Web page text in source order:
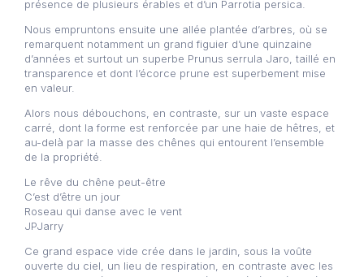
présence de plusieurs érables et d’un Parrotia persica.
Nous empruntons ensuite une allée plantée d’arbres, où se
remarquent notamment un grand figuier d’une quinzaine
d’années et surtout un superbe Prunus serrula Jaro, taillé en
transparence et dont l’écorce prune est superbement mise
en valeur.
Alors nous débouchons, en contraste, sur un vaste espace
carré, dont la forme est renforcée par une haie de hêtres, et
au-delà par la masse des chênes qui entourent l’ensemble
de la propriété.
Le rêve du chêne peut-être
C’est d’être un jour
Roseau qui danse avec le vent
JPJarry
Ce grand espace vide crée dans le jardin, sous la voûte
ouverte du ciel, un lieu de respiration, en contraste avec les